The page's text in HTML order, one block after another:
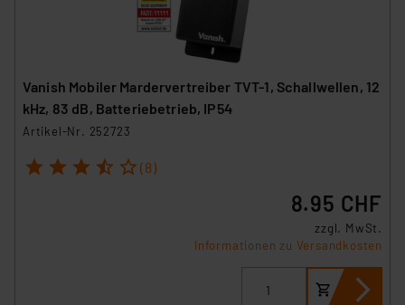
Vanish Mobiler Mardervertreiber TVT-1, Schallwellen, 12
kHz, 83 dB, Batteriebetrieb, IP54
Artikel-Nr. 252723
1 2 3 4 5 (8)
8.95 CHF
zzgl. MwSt.
Informationen zu Versandkosten